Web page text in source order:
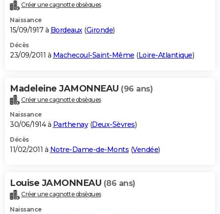
Créer une cagnotte obsèques
Naissance
15/09/1917 à Bordeaux (Gironde)
Décès
23/09/2011 à Machecoul-Saint-Même (Loire-Atlantique)
Madeleine JAMONNEAU (96 ans)
Créer une cagnotte obsèques
Naissance
30/06/1914 à Parthenay(Deux-Sèvres)
Décès
11/02/2011 à Notre-Dame-de-Monts (Vendée)
Louise JAMONNEAU (86 ans)
Créer une cagnotte obsèques
Naissance